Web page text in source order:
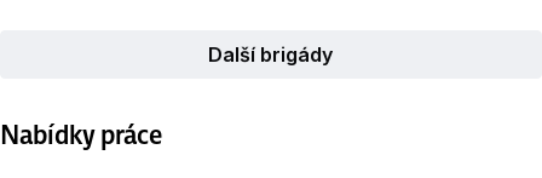
Další brigády
Nabídky práce